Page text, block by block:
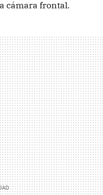
cámara frontal.